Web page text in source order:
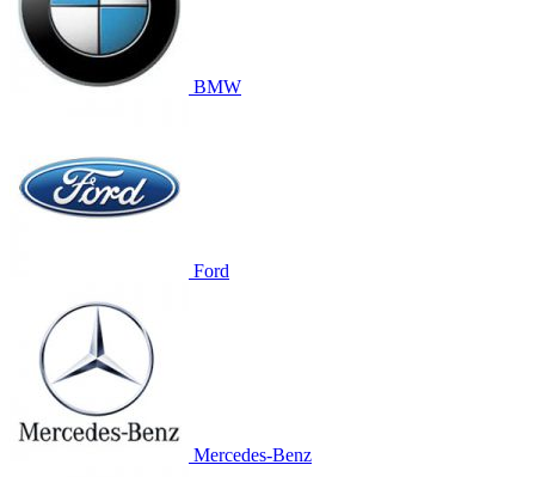
BMW
Ford
Mercedes-Benz